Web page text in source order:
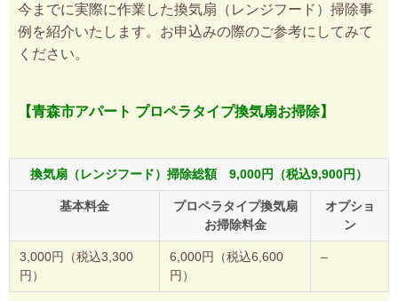
今までに実際に作業した換気扇（レンジフード）掃除事
例を紹介いたします。お申込みの際のご参考にしてみて
ください。
【青森市アパート プロペラタイプ換気扇お掃除】
換気扇（レンジフード）掃除総額 9,000円（税込9,900円）
基本料金
プロペラタイプ換気扇
お掃除料金
オプショ
ン
3,000円（税込3,300
円）
6,000円（税込6,600
円）
–